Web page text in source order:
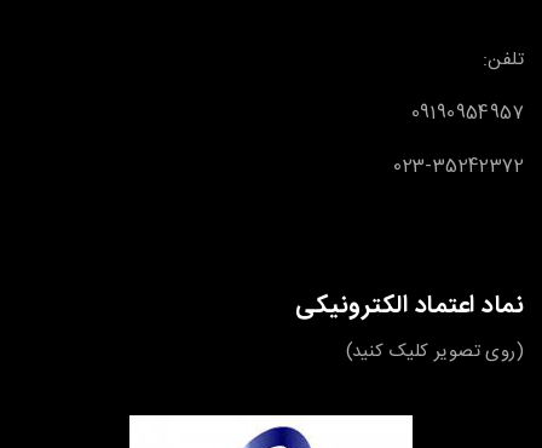
تلفن:
09190954957
023-35242372
نماد اعتماد الکترونیکی
(روی تصویر کلیک کنید)